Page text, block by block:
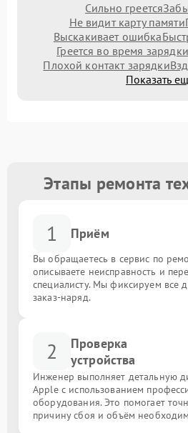
Сильно греется
Не видит карту памяти
Выскакивает ошибка
Греется во время зарядки
Плохой контакт зарядки
Показать
Этапы ремонта
1 Приём
Вы обращаетесь в сервис по
описываете неисправность и
специалисту. Мы фиксируем все
заказ-наряд.
2
Проверка
устройства
Инженер выполняет детальную
Apple с использованием
оборудования. Это помогает
причину сбоя и объём